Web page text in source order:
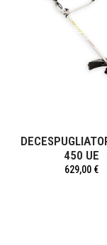
450 UE
629,00 €